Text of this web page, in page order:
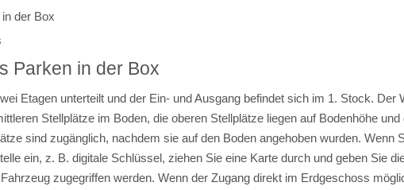
der Box
Parken in der Box
Etagen unterteilt und der Ein- und Ausgang befindet sich im 1. Stock.
Stellplätze im Boden, die oberen Stellplätze liegen auf Bodenhöhe
sind zugänglich, nachdem sie auf den Boden angehoben wurden.
ein, z. B. digitale Schlüssel, ziehen Sie eine Karte durch und geben Sie
zugegriffen werden. Wenn der Zugang direkt im Erdgeschoss